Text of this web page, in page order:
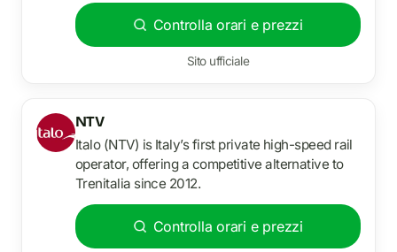
Controlla orari e prezzi
Sito ufficiale
NTV
Italo (NTV) is Italy’s first private high-speed rail
operator, offering a competitive alternative to
Trenitalia since 2012.
Controlla orari e prezzi